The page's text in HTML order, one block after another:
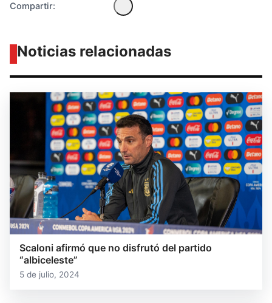
Compartir:
Noticias relacionadas
Scaloni afirmó que no disfrutó del partido
“albiceleste”
5 de julio, 2024